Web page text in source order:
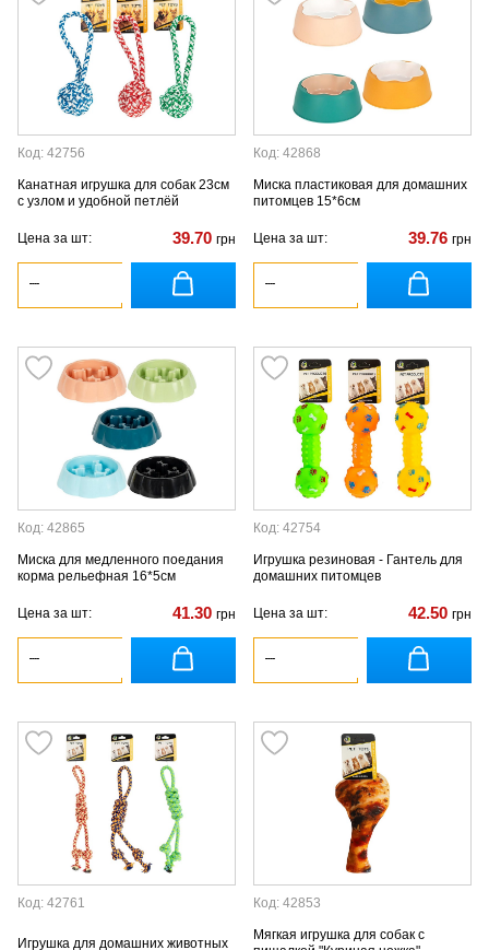
Код: 42756
Канатная игрушка для собак 23см
с узлом и удобной петлёй
Цена за шт: 39.70 грн
Код: 42868
Миска пластиковая для домашних
питомцев 15*6см
Цена за шт: 39.76 грн
Код: 42865
Миска для медленного поедания
корма рельефная 16*5см
Цена за шт: 41.30 грн
Код: 42754
Игрушка резиновая - Гантель для
домашних питомцев
Цена за шт: 42.50 грн
Код: 42761
Игрушка для домашних животных
Код: 42853
Мягкая игрушка для собак с